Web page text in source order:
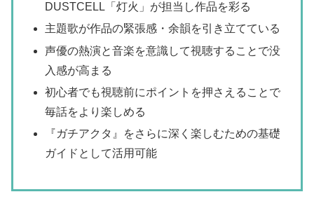
DUSTCELL「灯火」が担当し作品を彩る
主題歌が作品の緊張感・余韻を引き立てている
声優の熱演と音楽を意識して視聴することで没
入感が高まる
初心者でも視聴前にポイントを押さえることで
毎話をより楽しめる
『ガチアクタ』をさらに深く楽しむための基礎
ガイドとして活用可能